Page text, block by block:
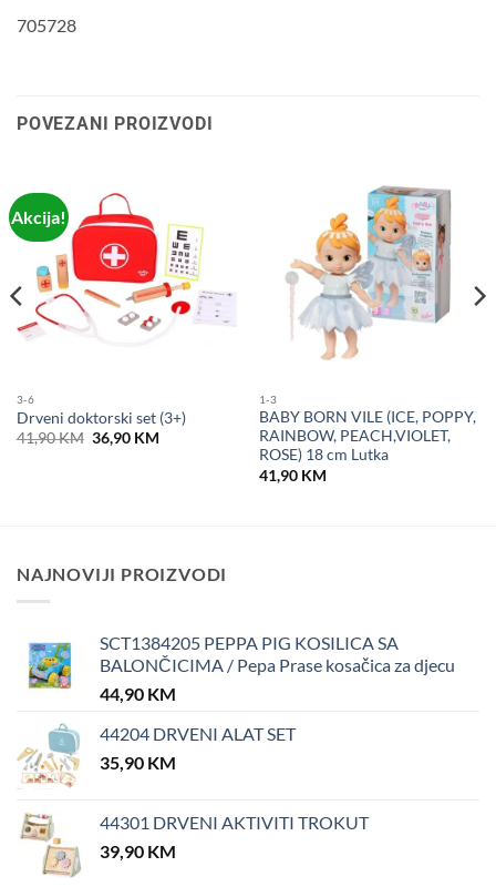
705728
POVEZANI PROIZVODI
Akcija!
3-6
Drveni doktorski set (3+)
41,90KM Original
price
36,90 KMCurrent
1-3
BABY BORN VILE (ICE, POPPY,
RAINBOW, PEACH,VIOLET,
ROSE) 18 cm Lutka
41,90 KM
NAJNOVIJI PROIZVODI
SCT1384205 PEPPA PIG KOSILICA SA
BALONČICIMA / Pepa Prase kosačica za djecu
44,90 KM
44204 DRVENI ALAT SET
35,90 KM
44301 DRVENI AKTIVITI TROKUT
39,90 KM